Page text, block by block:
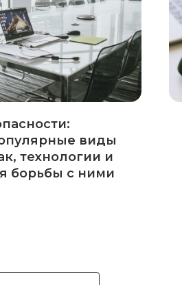
виды
технологии и
борьбы с ними